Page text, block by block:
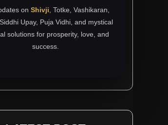
on Shivji , Totke, Vashikaran,
Upay, Puja Vidhi, and mystical
solutions for prosperity, love, and
success.